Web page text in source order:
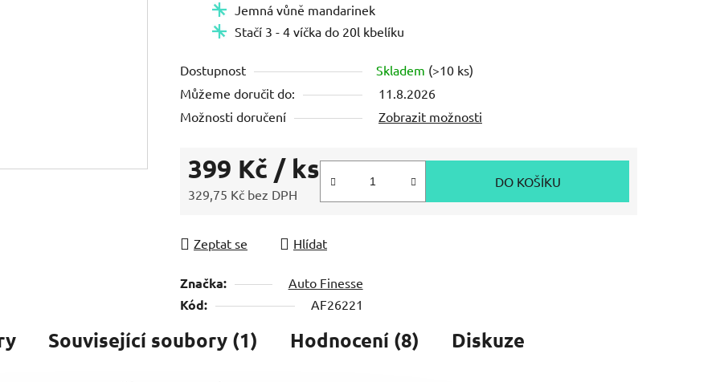
hvězdiček.Jemná vůně mandarinek
Stačí 3 - 4 víčka do 20l kbelíku
Dostupnost Skladem (>10 ks)
Můžeme doručit do:
11.8.2026
Možnosti doručení
Zobrazit možnosti
399 Kč / ks
329,75 Kč bez DPH
DO KOŠÍKU
Zeptat se Hlídat
Značka: Auto Finesse
Kód: AF26221
Související soubory (1) Hodnocení (8)
Diskuze